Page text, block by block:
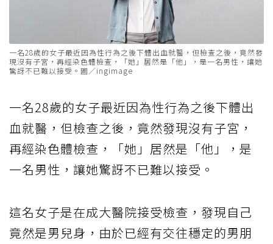
一名28歲的女子最近因為性行為之後下體出血就醫，但檢查之後，竟然發
現沒有子宮，再經染色體檢查，「她」居然是「他」，是一名男性，讓她
驚訝不已難以接受。圖／ingimage
一名28歲的女子最近因為性行為之後下體出
血就醫，但檢查之後，竟然發現沒有子宮，
再經染色體檢查，「她」居然是「他」，是
一名男性，讓她驚訝不已難以接受。
這名女子是在成大醫院接受檢查，發現自己
竟然是男兒身，由於已經有交往穩定的男朋